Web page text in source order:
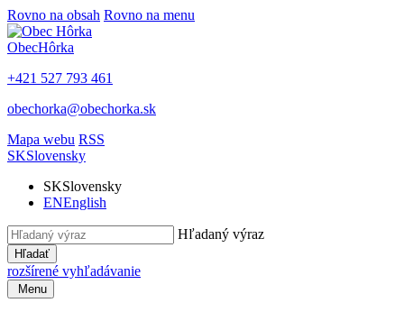
Rovno na obsah Rovno na menu
ObecHôrka
+421 527 793 461
obechorka@obechorka.sk
Mapa webu RSS
SKSlovensky
SKSlovensky
ENEnglish
Hľadaný výraz
Hľadať
rozšírené vyhľadávanie
Menu